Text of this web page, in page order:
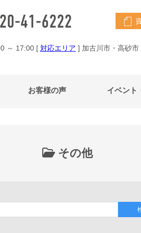
～ 17:00 [ 対応エリア ] 加古川市・高砂
お客様の声 イベント
その他